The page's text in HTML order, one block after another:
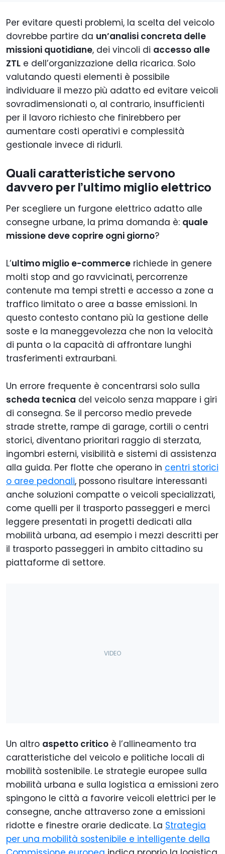
Per evitare questi problemi, la scelta del veicolo
dovrebbe partire da un’analisi concreta delle
missioni quotidiane, dei vincoli di accesso alle
ZTL e dell’organizzazione della ricarica. Solo
valutando questi elementi è possibile
individuare il mezzo più adatto ed evitare veicoli
sovradimensionati o, al contrario, insufficienti
per il lavoro richiesto che finirebbero per
aumentare costi operativi e complessità
gestionale invece di ridurli.
Quali caratteristiche servono
davvero per l’ultimo miglio elettrico
Per scegliere un furgone elettrico adatto alle
consegne urbane, la prima domanda è: quale
missione deve coprire ogni giorno?
L’ultimo miglio e-commerce richiede in genere
molti stop and go ravvicinati, percorrenze
contenute ma tempi stretti e accesso a zone a
traffico limitato o aree a basse emissioni. In
questo contesto contano più la gestione delle
soste e la maneggevolezza che non la velocità
di punta o la capacità di affrontare lunghi
trasferimenti extraurbani.
Un errore frequente è concentrarsi solo sulla
scheda tecnica del veicolo senza mappare i giri
di consegna. Se il percorso medio prevede
strade strette, rampe di garage, cortili o centri
storici, diventano prioritari raggio di sterzata,
ingombri esterni, visibilità e sistemi di assistenza
alla guida. Per flotte che operano in centri storici
o aree pedonali, possono risultare interessanti
anche soluzioni compatte o veicoli specializzati,
come quelli per il trasporto passeggeri e merci
leggere presentati in progetti dedicati alla
mobilità urbana, ad esempio i mezzi descritti per
il trasporto passeggeri in ambito cittadino su
piattaforme di settore.
Un altro aspetto critico è l’allineamento tra
caratteristiche del veicolo e politiche locali di
mobilità sostenibile. Le strategie europee sulla
mobilità urbana e sulla logistica a emissioni zero
spingono le città a favorire veicoli elettrici per le
consegne, anche attraverso zone a emissioni
ridotte e finestre orarie dedicate. La Strategia
per una mobilità sostenibile e intelligente della